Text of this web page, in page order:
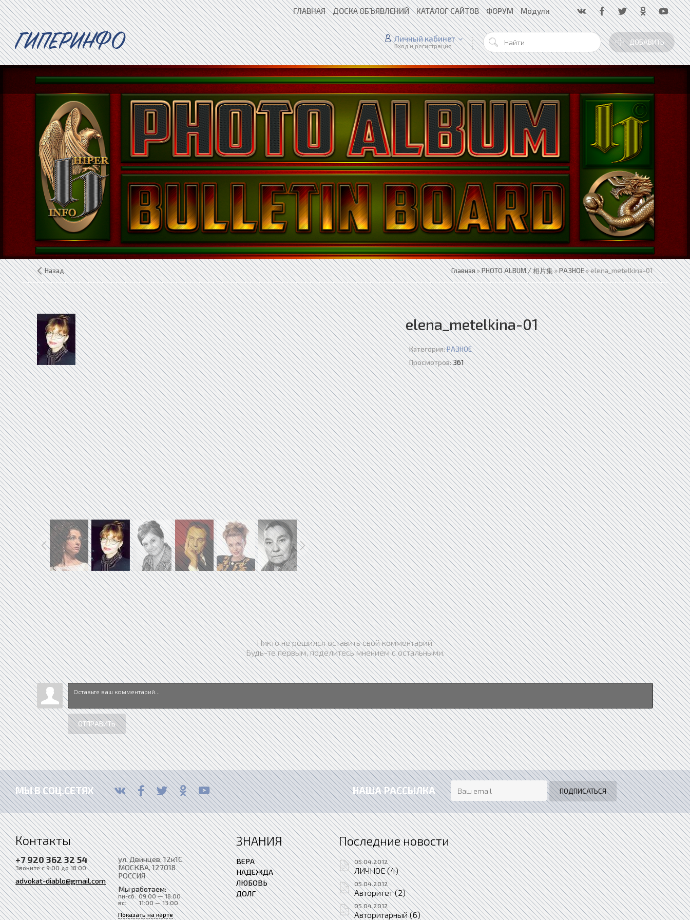
ГЛАВНАЯ ДОСКА ОБЪЯВЛЕНИЙ КАТАЛОГ САЙТОВ ФОРУМ Модули
ГИПЕРИНФО ДОБАВИТЬ
Личный кабинет
Вход и регистрация
Назад Главная»PHOTO ALBUM / 相片集»РАЗНОЕ» elena_metelkina-01
elena_metelkina-01
Категория:РАЗНОЕ
Просмотров:361
Никто не решился оставить свой комментарий.
Будь-те первым, поделитесь мнением с остальными.
ОТПРАВИТЬ
МЫ В СОЦ.СЕТЯХ НАША РАССЫЛКА
Контакты
+7 920 362 32 54
Звоните с 9:00 до 18:00
advokat-diablo@gmail.com
ул. Двинцев, 12к1С
МОСКВА, 127018
РОССИЯ
Мы работаем:
пн-сб: 09:00 — 18:00
вс:
11:00 — 13:00
Показать на карте
ЗНАНИЯ
ВЕРА
НАДЕЖДА
ЛЮБОВЬ
ДОЛГ
Последние новости
05.04.2012
ЛИЧНОЕ (4)
05.04.2012
Авторитет (2)
05.04.2012
Авторитарный (6)